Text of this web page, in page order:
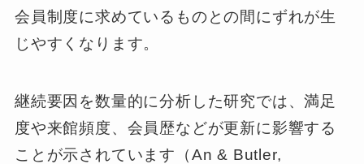
会員制度に求めているものとの間にずれが生
じやすくなります。
継続要因を数量的に分析した研究では、満足
度や来館頻度、会員歴などが更新に影響する
ことが示されています（An & Butler,